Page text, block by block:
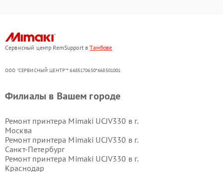
Сервисный центр RemSupport вТамбове
ООО "СЕРВИСНЫЙ ЦЕНТР"* 6685170650*668501001
Филиалы в Вашем городе
Ремонт принтера Mimaki UCJV330 в г.
Москва
Ремонт принтера Mimaki UCJV330 в г.
Санкт-Петербург
Ремонт принтера Mimaki UCJV330 в г.
Краснодар